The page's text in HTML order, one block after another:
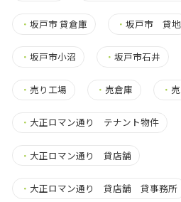
・ 坂戸市 貸倉庫 ・坂戸市 貸地
・ 坂戸市小沼 ・坂戸市石井
・ 売り工場 ・ 売倉庫 ・
・ 大正ロマン通り テナント物件
・ 大正ロマン通り 貸店舗
・ 大正ロマン通り 貸店舗 貸事務所